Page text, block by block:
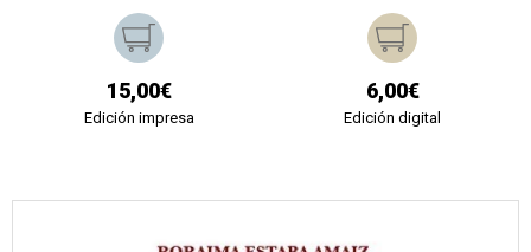
15,00€
Edición impresa
6,00€
Edición digital